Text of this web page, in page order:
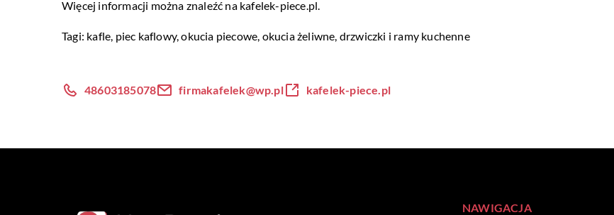
Więcej informacji można znaleźć na kafelek-piece.pl.
Tagi: kafle, piec kaflowy, okucia piecowe, okucia żeliwne, drzwiczki i ramy kuchenne
48603185078 firmakafelek@wp.pl kafelek-piece.pl
NAWIGACJA